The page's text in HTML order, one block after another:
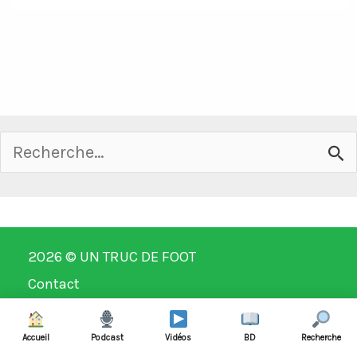
Rechercher :
2026 © UN TRUC DE FOOT
Contact
Mentions légales
Accueil Podcast Vidéos BD Recherche